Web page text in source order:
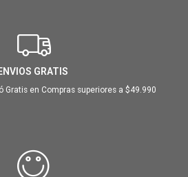
GRATIS
Gratis en Compras superiores a $49.990